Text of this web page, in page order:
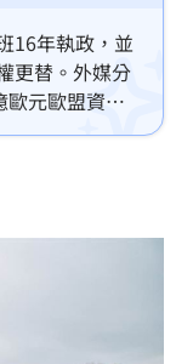
16年執政，並
更替。外媒分
歐元歐盟資
然一新，除成
經濟與民主